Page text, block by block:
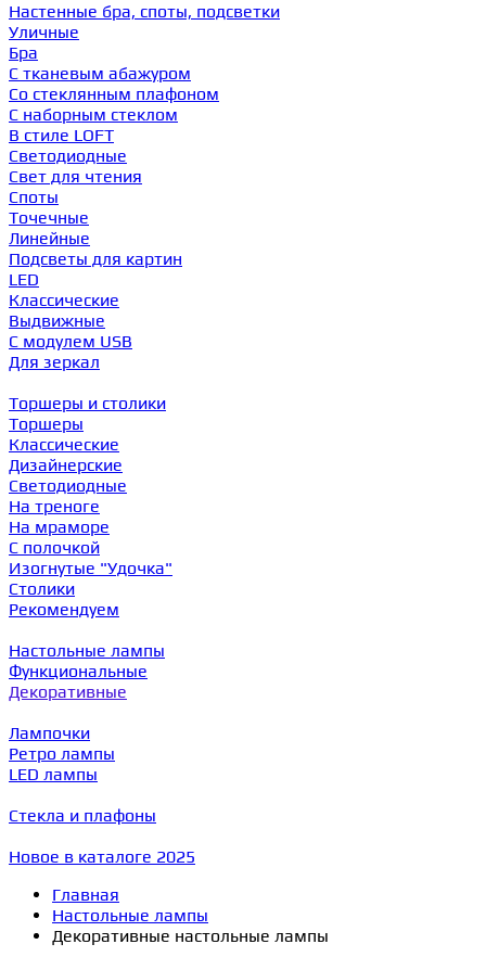
Настенные бра, споты, подсветки
Уличные
Бра
С тканевым абажуром
Со стеклянным плафоном
С наборным стеклом
В стиле LOFT
Светодиодные
Свет для чтения
Споты
Точечные
Линейные
Подсветы для картин
LED
Классические
Выдвижные
С модулем USB
Для зеркал
Торшеры и столики
Торшеры
Классические
Дизайнерские
Светодиодные
На треноге
На мраморе
С полочкой
Изогнутые "Удочка"
Столики
Рекомендуем
Настольные лампы
Функциональные
Декоративные
Лампочки
Ретро лампы
LED лампы
Стекла и плафоны
Новое в каталоге 2025
Главная
Настольные лампы
Декоративные настольные лампы